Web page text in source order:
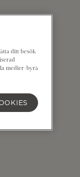
ditt besök
medier-byrå